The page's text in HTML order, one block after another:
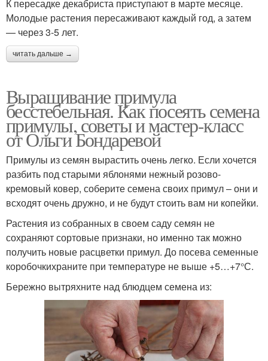
К пересадке декабриста приступают в марте месяце.
Молодые растения пересаживают каждый год, а затем
— через 3-5 лет.
читать дальше →
Выращивание примула
бесстебельная. Как посеять семена
примулы, советы и мастер-класс
от Ольги Бондаревой
Примулы из семян вырастить очень легко. Если хочется
разбить под старыми яблонями нежный розово-
кремовый ковер, соберите семена своих примул – они и
всходят очень дружно, и не будут стоить вам ни копейки.
Растения из собранных в своем саду семян не
сохраняют сортовые признаки, но именно так можно
получить новые расцветки примул. До посева семенные
коробочкихраните при температуре не выше +5…+7°С.
Бережно вытряхните над блюдцем семена из: